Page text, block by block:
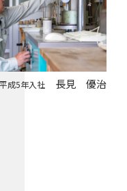
平成5年入社 長見 優治